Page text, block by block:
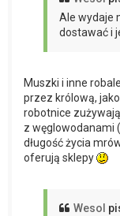
Ale wydaje
dostawać i
Muszki i inne
przez królową,
robotnice
z węglowodanami
długość życia
oferują sklepy
Wesol